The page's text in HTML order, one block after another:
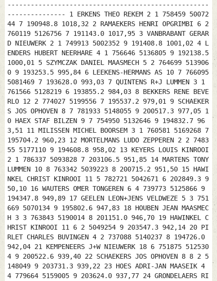
----------------------------------------------------
--------------- 1 ERKENS THEO REKEM 2 1 758459 50072
44 7 190948.8 1018,32 2 RAMAEKERS HENRI OPGRIMBI 6 2
760119 5126756 7 191143.0 1017,95 3 VANBRABANT GERAR
D NIEUWERK 2 1 749913 5002352 9 191408.8 1001,02 4 L
ENDERS HUBERT NEERHARE 4 1 756646 5136805 9 192138.5
1000,01 5 SZYMCZAK DANIEL MAASMECH 5 2 764699 513906
0 9 193253.5 995,84 6 LEEKENS-HERMANS AS 10 7 766095
5081469 7 193628.0 993,03 7 QUINTENS R+J LUMMEN 3 1
761566 5128219 6 193855.2 984,03 8 BEKKERS RENE BEVE
RLO 12 2 774027 5199556 7 195537.2 979,01 9 SCHAEKER
S JOS OPHOVEN 8 7 781933 5148055 9 200517.3 977,05 1
0 HAEX STAF BILZEN 9 7 754950 5132646 9 194832.7 96
3,51 11 MILISSEN MICHEL BOORSEM 3 1 760581 5169268 7
195704.2 960,23 12 MORTELMANS LUDO ZEPPEREN 2 2 7483
55 5177110 9 194608.8 958,02 13 KEYERS LOUIS KINROOI
2 1 786337 5093828 7 203106.5 951,85 14 MARTENS TONY
LUMMEN 10 8 763342 5039223 8 200715.2 951,50 15 HAWI
NKEL CHRIST KINROOI 11 5 782721 5042671 6 202849.3 9
50,10 16 WAUTERS OMER TONGEREN 6 4 739773 5125866 9
194347.8 949,89 17 GEELEN LEON+JENS VELDWEZE 5 3 751
669 5070134 9 195802.6 947,83 18 HOUBEN JEAN MAASMEC
H 3 3 763843 5190014 8 201151.0 946,70 19 HAWINKEL C
HRIST KINROOI 11 6 2 5049254 9 203547.3 942,14 20 PI
RLET CHARLES BUVINGEN 4 2 737088 5140237 8 194726.0
942,04 21 KEMPENEERS J+W NIEUWERK 18 6 751875 512530
4 9 200522.6 939,40 22 SCHAEKERS JOS OPHOVEN 8 8 2 5
148049 9 203731.3 939,22 23 HOES ADRI-JAN MAASEIK 4
4 779664 5159005 9 203624.0 937,77 24 GRONDELAERS RI